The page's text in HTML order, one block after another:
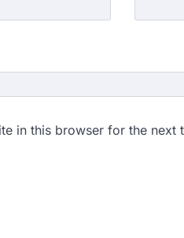
in this browser for the next